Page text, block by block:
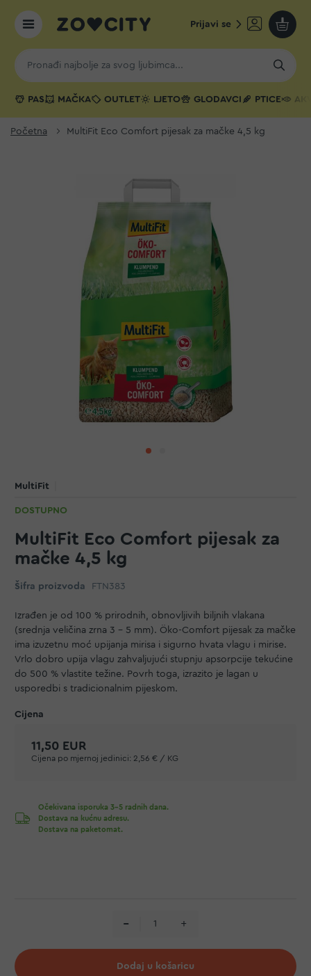
Prijavi se
Moja
PAS MAČKA OUTLET LJETO GLODAVCI PTICE
Početna MultiFit Eco Comfort pijesak za mačke 4,5 kg
MultiFit
DOSTUPNO
MultiFit Eco Comfort pijesak za
mačke 4,5 kg
Šifra proizvoda FTN383
Izrađen je od 100 % prirodnih, obnovljivih biljnih vlakana
(srednja veličina zrna 3 – 5 mm). Öko-Comfort pijesak za mačke
ima izuzetnu moć upijanja mirisa i sigurno hvata vlagu i mirise.
Vrlo dobro upija vlagu zahvaljujući stupnju apsorpcije tekućine
do 500 % vlastite težine. Povrh toga, izrazito je lagan u
usporedbi s tradicionalnim pijeskom.
11,50 EUR
Cijena po mjernoj jedinici: 2,56 € / KG
Očekivana isporuka 3-5 radnih dana.
Dostava na kućnu adresu.
Dostava na paketomat.
Dodaj u košaricu